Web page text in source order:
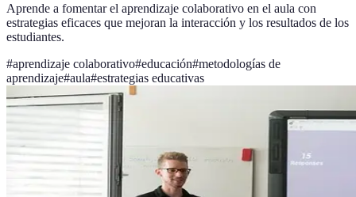
Aprende a fomentar el aprendizaje colaborativo en el aula con
estrategias eficaces que mejoran la interacción y los resultados de los
estudiantes.
#aprendizaje colaborativo#educación#metodologías de
aprendizaje#aula#estrategias educativas